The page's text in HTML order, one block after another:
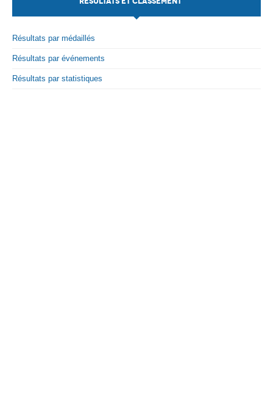
Par Statistiques
Médias
Résultats par médaillés
Résultats par événements
Résultats par statistiques